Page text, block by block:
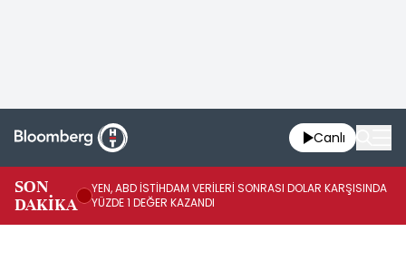
Canlı
SON
DAKİKA
YEN, ABD İSTİHDAM VERİLERİ SONRASI DOLAR KARŞISINDA
YÜZDE 1 DEĞER KAZANDI